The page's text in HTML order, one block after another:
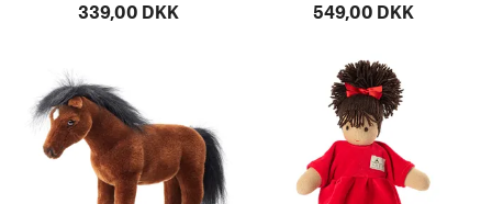
339,00 DKK
549,00 DKK